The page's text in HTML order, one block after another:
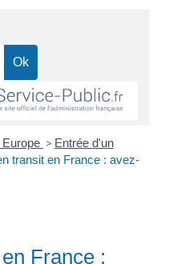
> Entrée d'un
transit en France : avez-
France :